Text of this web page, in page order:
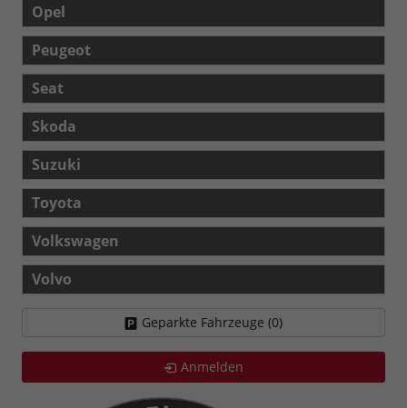
Opel
Peugeot
Seat
Skoda
Suzuki
Toyota
Volkswagen
Volvo
Geparkte Fahrzeuge (0)
Anmelden